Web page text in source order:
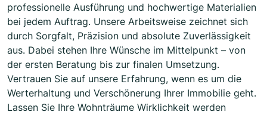
professionelle Ausführung und hochwertige Materialien
bei jedem Auftrag. Unsere Arbeitsweise zeichnet sich
durch Sorgfalt, Präzision und absolute Zuverlässigkeit
aus. Dabei stehen Ihre Wünsche im Mittelpunkt – von
der ersten Beratung bis zur finalen Umsetzung.
Vertrauen Sie auf unsere Erfahrung, wenn es um die
Werterhaltung und Verschönerung Ihrer Immobilie geht.
Lassen Sie Ihre Wohnträume Wirklichkeit werden